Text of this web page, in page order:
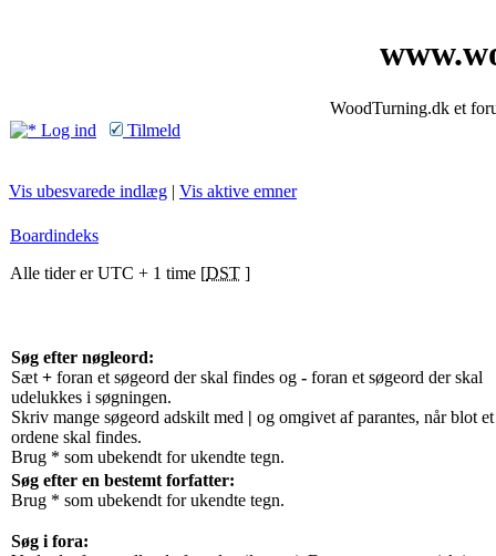
WoodTurning.dk et
Log ind
Tilmeld
Vis ubesvarede indlæg | Vis aktive emner
Boardindeks
Alle tider er UTC + 1 time [DST ]
Søg efter nøgleord:
Sæt + foran et søgeord der skal findes og - foran et søgeord der skal
udelukkes i søgningen.
Skriv mange søgeord adskilt med | og omgivet af parantes, når blot
ordene skal findes.
Brug * som ubekendt for ukendte tegn.
Søg efter en bestemt forfatter:
Brug * som ubekendt for ukendte tegn.
Søg i fora: